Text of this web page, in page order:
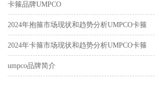
卡箍品牌UMPCO
2024年抱箍市场现状和趋势分析UMPCO卡箍
2024年卡箍市场现状和趋势分析UMPCO卡箍
umpco品牌简介